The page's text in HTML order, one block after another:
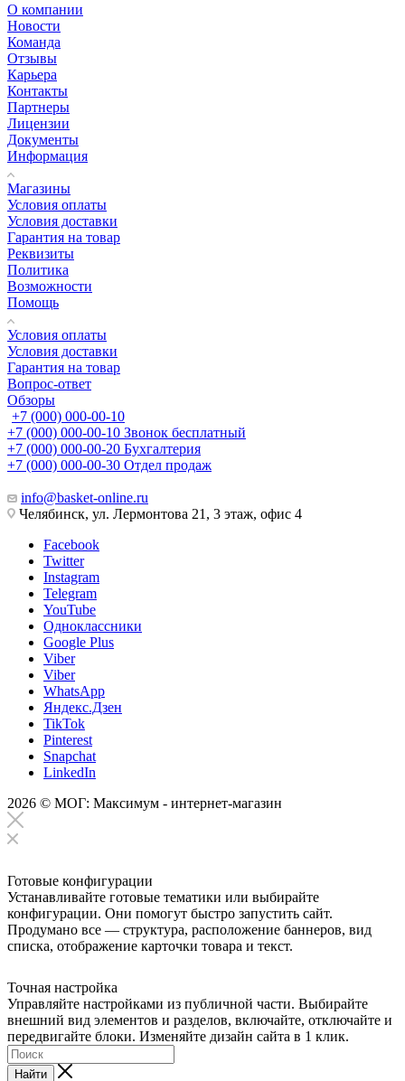
О компании
Новости
Команда
Отзывы
Карьера
Контакты
Партнеры
Лицензии
Документы
Информация
Магазины
Условия оплаты
Условия доставки
Гарантия на товар
Реквизиты
Политика
Возможности
Помощь
Условия оплаты
Условия доставки
Гарантия на товар
Вопрос-ответ
Обзоры
+7 (000) 000-00-10
+7 (000) 000-00-10 Звонок бесплатный
+7 (000) 000-00-20 Бухгалтерия
+7 (000) 000-00-30 Отдел продаж
info@basket-online.ru
Челябинск, ул. Лермонтова 21, 3 этаж, офис 4
Facebook
Twitter
Instagram
Telegram
YouTube
Одноклассники
Google Plus
Viber
Viber
WhatsApp
Яндекс.Дзен
TikTok
Pinterest
Snapchat
LinkedIn
2026 © МОГ: Максимум - интернет-магазин
Готовые конфигурации
Устанавливайте готовые тематики или выбирайте
конфигурации. Они помогут быстро запустить сайт.
Продумано все — структура, расположение баннеров, вид
списка, отображение карточки товара и текст.
Точная настройка
Управляйте настройками из публичной части. Выбирайте
внешний вид элементов и разделов, включайте, отключайте и
передвигайте блоки. Изменяйте дизайн сайта в 1 клик.
Найти